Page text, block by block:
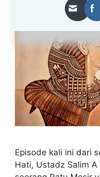
Episode kali ini dari
Hati, Ustadz Salim